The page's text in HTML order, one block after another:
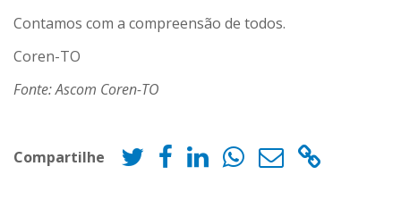
Contamos com a compreensão de todos.
Coren-TO
Fonte: Ascom Coren-TO
Compartilhe